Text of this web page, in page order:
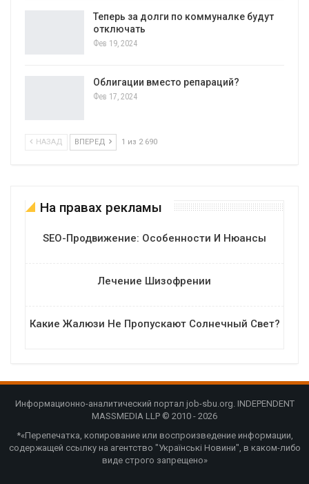
Теперь за долги по коммуналке будут
отключать
Фев 19, 2024
Облигации вместо репараций?
Фев 17, 2024
НАЗАД ВПЕРЕД 1 из 2 690
На правах рекламы
SEO-Продвижение: Особенности И Нюансы
Лечение Шизофрении
Какие Жалюзи Не Пропускают Солнечный Свет?
Информационно-аналитический портал job-sbu.org. INDEPENDENT
MASSMEDIA LLP © 2010 - 2026
*«Перепечатка, копирование или воспроизведение информации,
содержащей ссылку на агентство "Українські Новини", в каком-либо
виде строго запрещено»